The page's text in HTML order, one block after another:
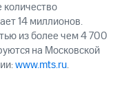
количество
14 миллионов.
из более чем 4 700
на Московской
www.mts.ru.